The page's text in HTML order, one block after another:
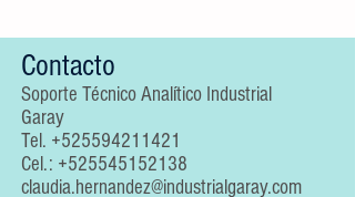
Contacto
Soporte Técnico Analítico Industrial
Garay
Tel. +525594211421
Cel.: +525545152138
claudia.hernandez@industrialgaray.com